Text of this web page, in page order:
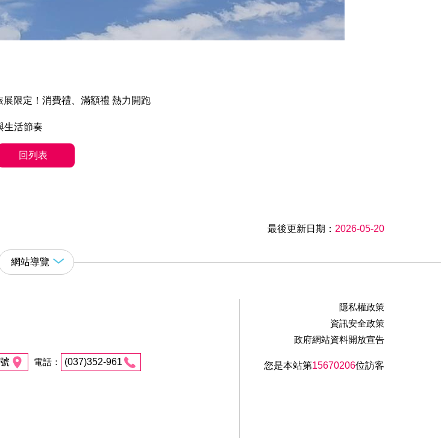
限定！消費禮、滿額禮 熱力開跑
生活節奏
回列表
最後更新日期： 2026-05-20
網站導覽
電話：
(037)352-961
隱私權政策
資訊安全政策
政府網站資料開放宣告
您是本站第15670206位訪客